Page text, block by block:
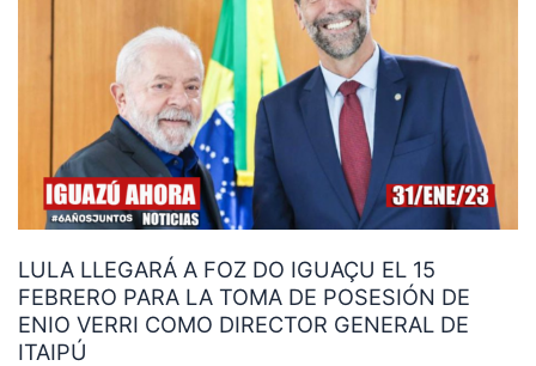
LULA LLEGARÁ A FOZ DO IGUAÇU EL 15
FEBRERO PARA LA TOMA DE POSESIÓN DE
ENIO VERRI COMO DIRECTOR GENERAL DE
ITAIPÚ
FOZ
FEBRERO
LA
TOMA
DE
POSESIÓN